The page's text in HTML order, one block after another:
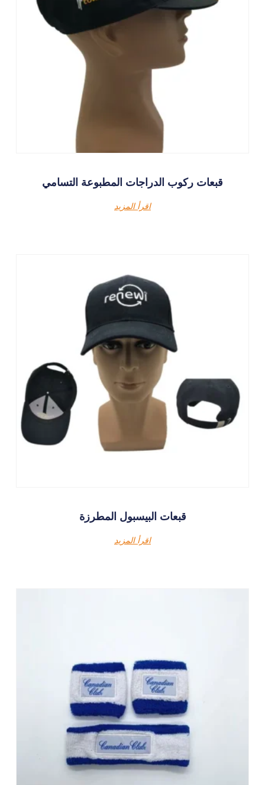
قبعات ركوب الدراجات المطبوعة التسامي
اقرأ المزيد
قبعات البيسبول المطرزة
اقرأ المزيد